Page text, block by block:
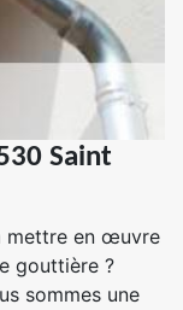
Saint
mettre en œuvre
gouttière ?
sommes une